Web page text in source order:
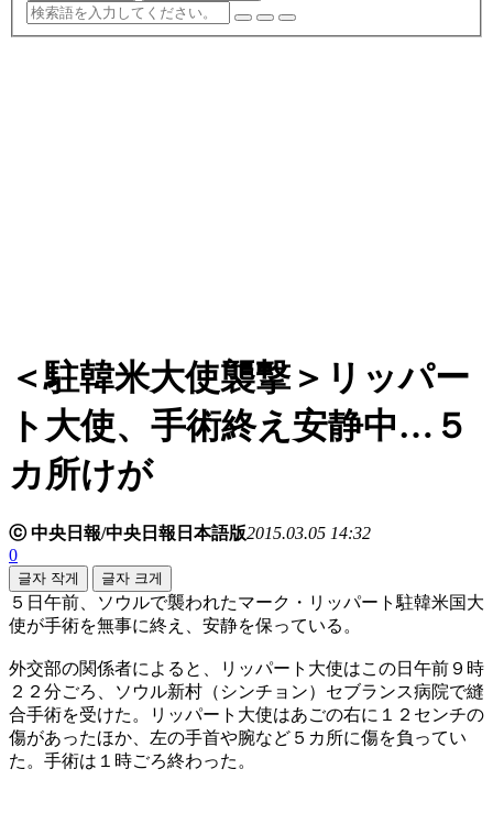
＜駐韓米大使襲撃＞リッパー
ト大使、手術終え安静中…５
カ所けが
ⓒ 中央日報/中央日報日本語版2015.03.05 14:32
0
글자 작게 글자 크게
５日午前、ソウルで襲われたマーク・リッパート駐韓米国大
使が手術を無事に終え、安静を保っている。
外交部の関係者によると、リッパート大使はこの日午前９時
２２分ごろ、ソウル新村（シンチョン）セブランス病院で縫
合手術を受けた。リッパート大使はあごの右に１２センチの
傷があったほか、左の手首や腕など５カ所に傷を負ってい
た。手術は１時ごろ終わった。